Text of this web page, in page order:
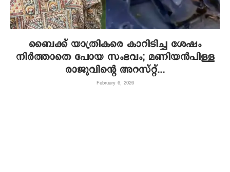
ബൈക്ക് യാത്രികരെ കാറിടിച്ച ശേഷം
നിര്‍ത്താതെ പോയ സംഭവം; മണിയന്‍പിള്ള
രാജുവിന്റെ അറസ്റ്റ്...
February 6, 2026